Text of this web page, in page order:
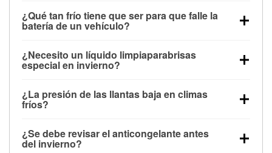
¿Qué tan frío tiene que ser para que falle la
batería de un vehículo?
debajo de los 32 °F y puede perder hasta la mitad de
su potencia de arranque cerca de los 0 °F, lo que
arranque.
¿Necesito un líquido limpiaparabrisas
especial en invierno?
la congelación y ayuda a disolver la sal y la nieve
derretida en la carretera para mejorar la visibilidad.
¿La presión de las llantas baja en climas
fríos?
alrededor de 1 PSI por cada 10 °F que baja la
¿Se debe revisar el anticongelante antes
del invierno?